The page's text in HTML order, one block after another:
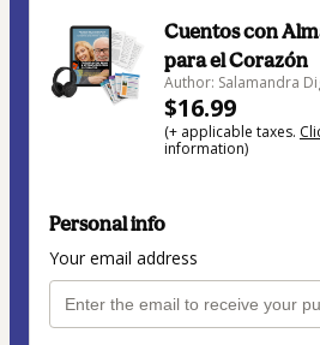
Cuentos con
para el Corazón
Author: Salamandra
$16.99
(+ applicable taxes.
information)
Personal info
Your email address